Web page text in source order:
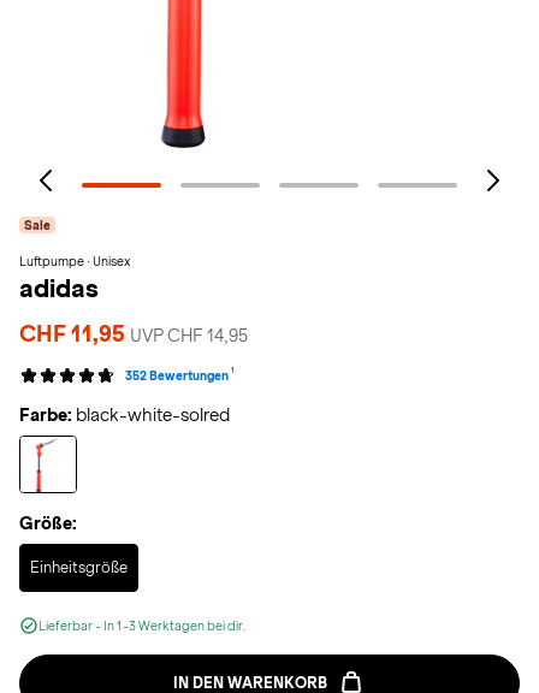
Sale
Luftpumpe · Unisex
adidas
CHF 11,95 UVP CHF 14,95
352 Bewertungen 1
Farbe: black-white-solred
Größe:
Einheitsgröße
Selected
Lieferbar - In 1-3 Werktagen bei dir.
IN DEN WARENKORB